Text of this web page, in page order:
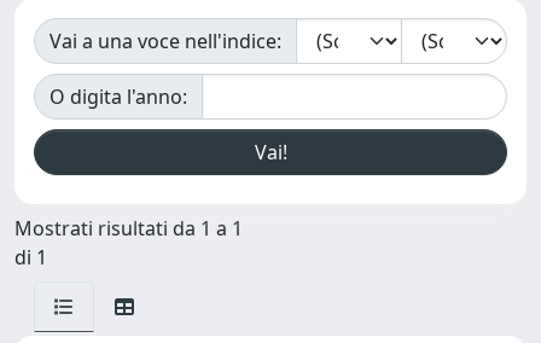
Vai a una voce nell'indice:
O digita l'anno:
Mostrati risultati da 1 a 1
di 1